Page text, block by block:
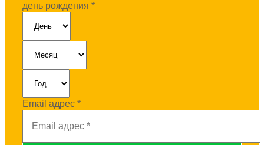
день рождения *
Email адрес *